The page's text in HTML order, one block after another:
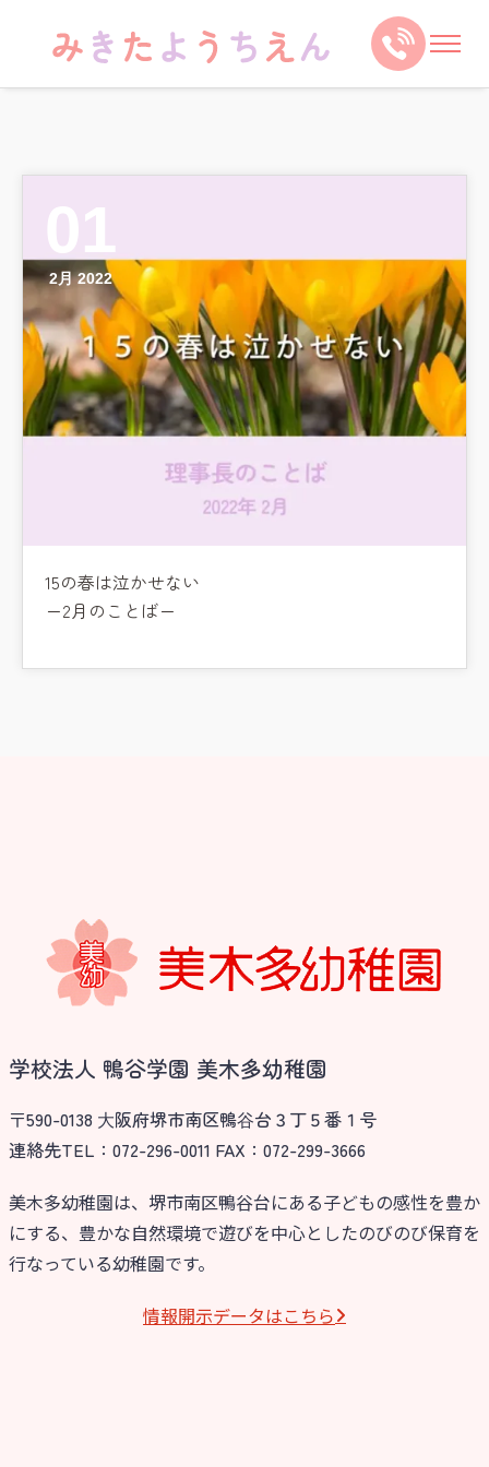
01
2月 2022
15の春は泣かせない
ー2月のことばー
学校法人 鴨谷学園 美木多幼稚園
〒590-0138 ⼤阪府堺市南区鴨⾕台３丁５番１号
連絡先TEL：072-296-0011 FAX：072-299-3666
美木多幼稚園は、堺市南区鴨谷台にある子どもの感性を豊か
にする、豊かな自然環境で遊びを中心としたのびのび保育を
行なっている幼稚園です。
情報開⽰データはこちら
お知らせ
今日の幼稚園